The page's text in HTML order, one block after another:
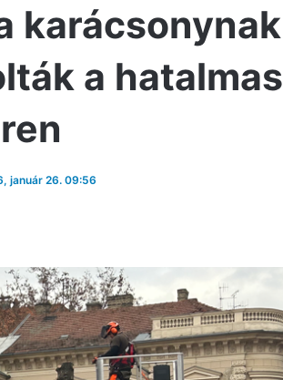
karácsonynak
a hatalmas
január 26. 09:56